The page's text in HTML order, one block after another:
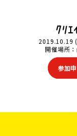
2019.10.19
開催場所
参加申